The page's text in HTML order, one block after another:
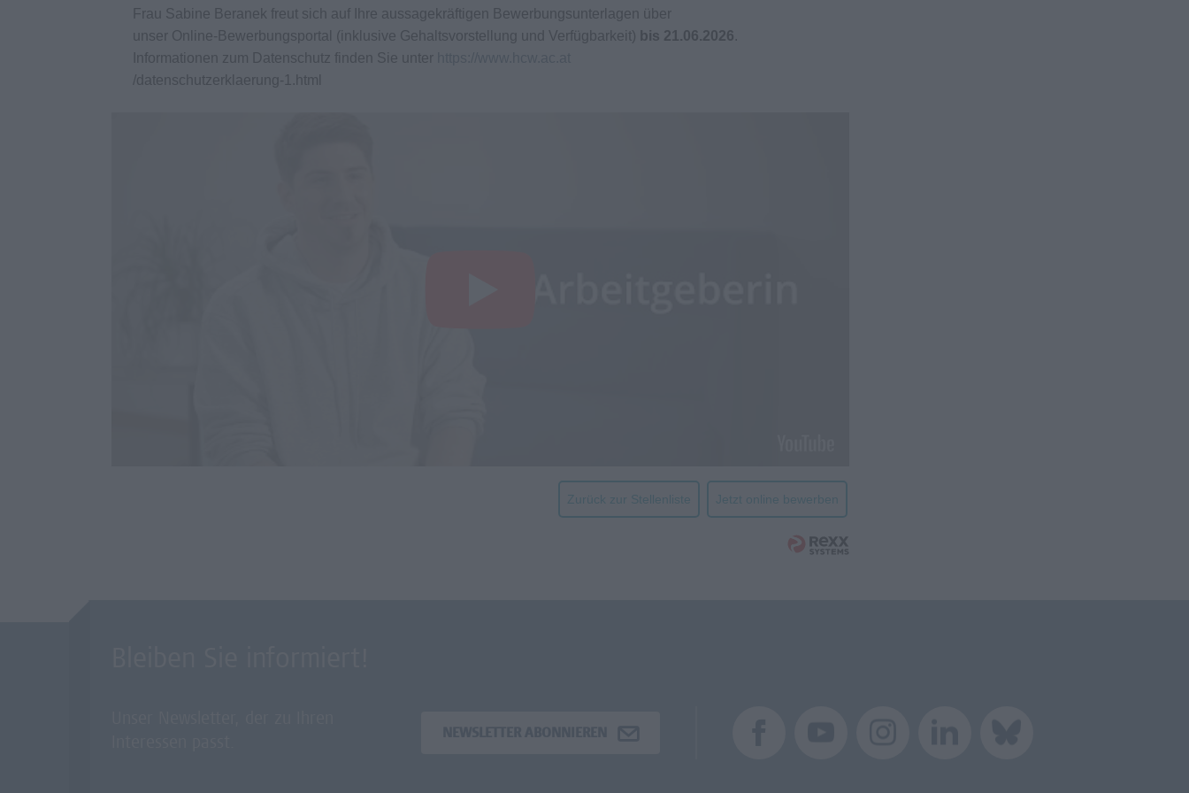
Frau Sabine Beranek freut sich auf Ihre aussagekräftigen Bewerbungsunterlagen über
unser Online-Bewerbungsportal (inklusive Gehaltsvorstellung und Verfügbarkeit) bis 21.06.2026.
Informationen zum Datenschutz finden Sie unter
/datenschutzerklaerung-1.html
Zurück zur Stellenliste Jetzt online bewerben